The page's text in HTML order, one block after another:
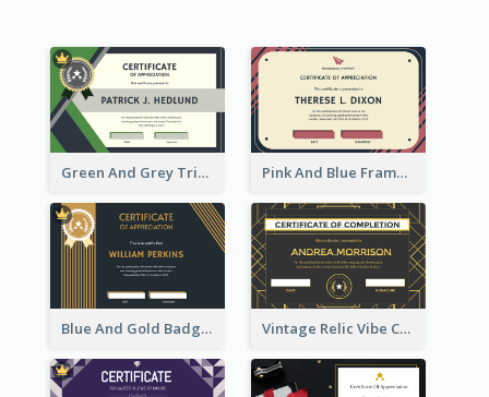
Green And Grey Triangles With Badge Certificate Pink And Blue Frame Company Certificate
Blue And Gold Badge Appreciation Certificate Vintage Relic Vibe Certificate Design Template